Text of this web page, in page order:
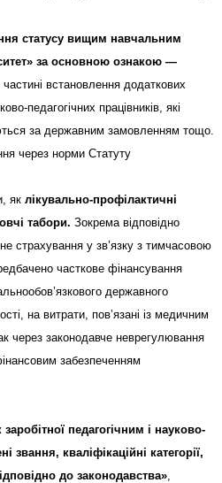
статусу вищим навчальним
за основною ознакою —
встановлення додаткових
педагогічних працівників, які
за державним замовленням тощо.
через норми Статуту
як лікувально-профілактичні
табори. Зокрема відповідно
страхування у зв’язку з тимчасовою
часткове фінансування
державного
на витрати, пов’язані із медичним
через законодавче неврегулювання
забезпеченням
педагогічним і науково-
звання, кваліфікаційні категорії,
до законодавства»